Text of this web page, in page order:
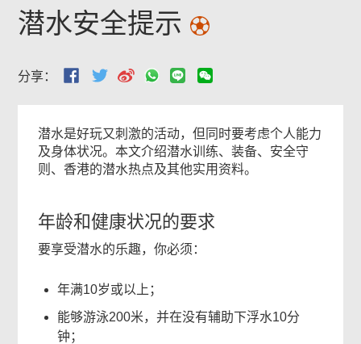
潜水安全提示
分享：
潜水是好玩又刺激的活动，但同时要考虑个人能力
及身体状况。本文介绍潜水训练、装备、安全守
则、香港的潜水热点及其他实用资料。
年龄和健康状况的要求
要享受潜水的乐趣，你必须：
年满10岁或以上；
能够游泳200米，并在没有辅助下浮水10分
钟；